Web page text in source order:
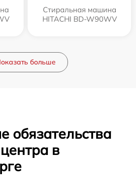
Стиральная машина
HITACHI BD-W90WV
больше
обязательства
в